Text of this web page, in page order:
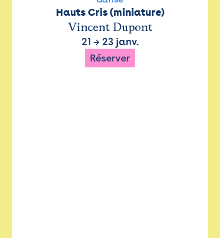
Hauts Cris (miniature)
Vincent Dupont
21 → 23 janv.
Réserver